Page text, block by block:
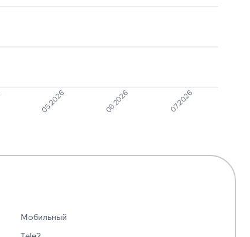
Ошибочный звонок 1 5
05.2026 06.2026 07.2026
Мобильный